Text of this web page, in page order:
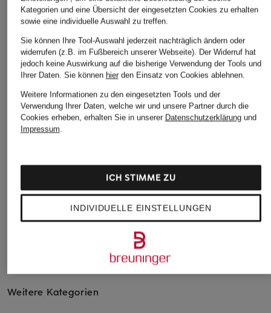
GYMSHARK
CHF 45
CHF 45
CHF 60
Weitere Kategorien
Kategorien und eine Übersicht der eingesetzten Cookies zu erhalten
sowie eine individuelle Auswahl zu treffen.
Sie können Ihre Tool-Auswahl jederzeit nachträglich ändern oder
widerrufen (z.B. im Fußbereich unserer Webseite). Der Widerruf hat
jedoch keine Auswirkung auf die bisherige Verwendung der Tools und
Ihrer Daten. Sie können hierden Einsatz von Cookies ablehnen.
Weitere Informationen zu den eingesetzten Tools und der
Verwendung Ihrer Daten, welche wir und unsere Partner durch die
Cookies erheben, erhalten Sie in unserer Datenschutzerklärungund
Impressum.
INDIVIDUELLE EINSTELLUNGEN
ICH STIMME ZU